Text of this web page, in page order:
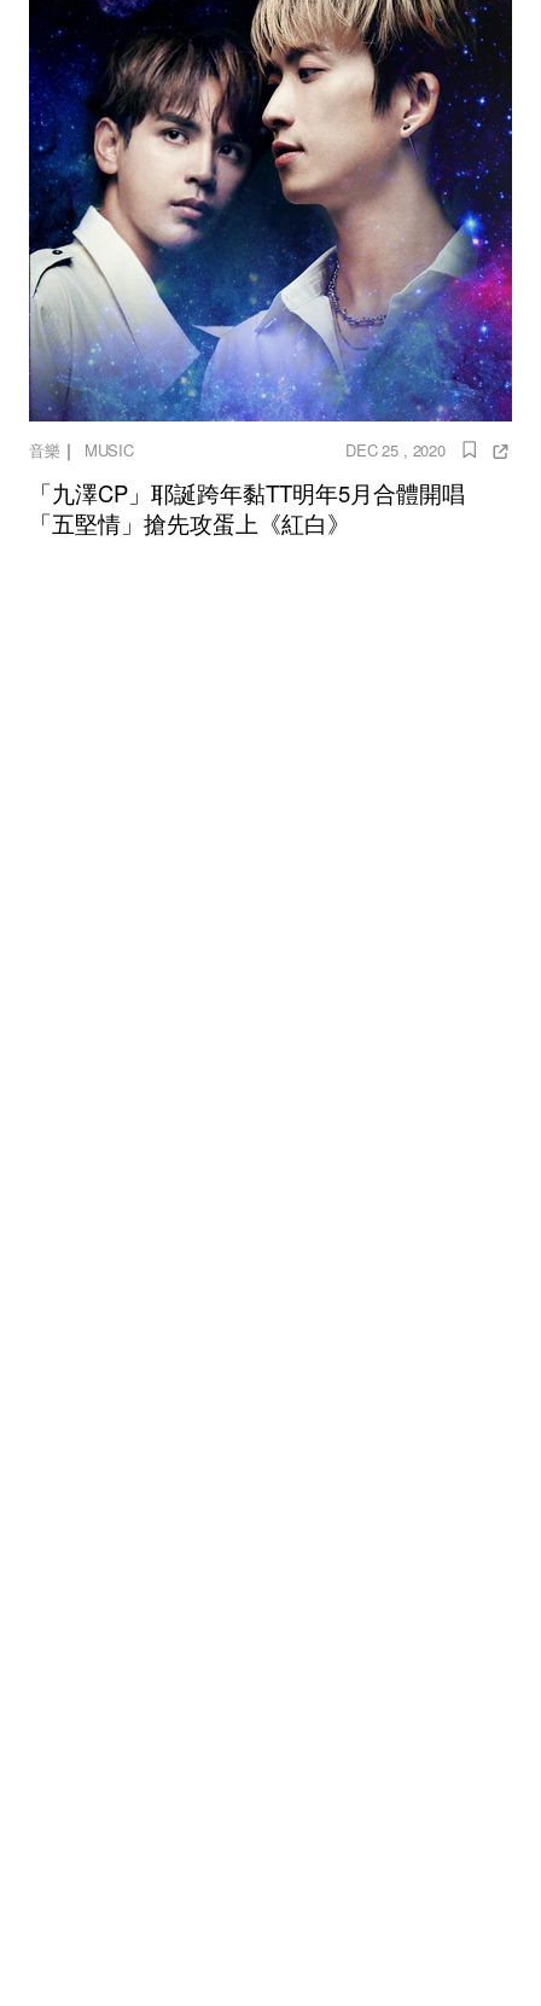
音樂 ｜ MUSIC DEC 25 , 2020
「九澤CP」耶誕跨年黏TT明年5月合體開唱
「五堅情」搶先攻蛋上《紅白》